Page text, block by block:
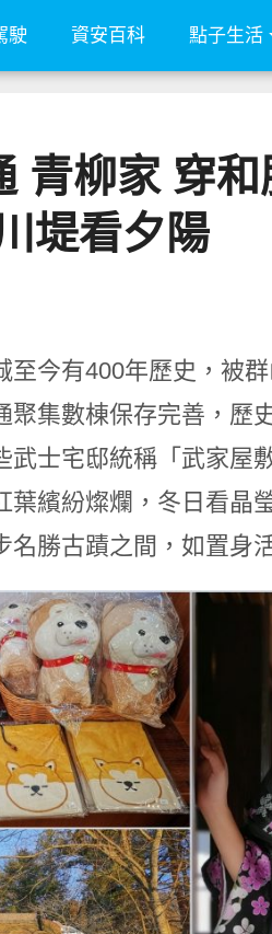
駛 資安百科 點子生活
青柳家 穿
堤看夕陽
至今有400年歷史，被
聚集數棟保存完善，歷
武士宅邸統稱「武家
葉繽紛燦爛，冬日看晶
名勝古蹟之間，如置身